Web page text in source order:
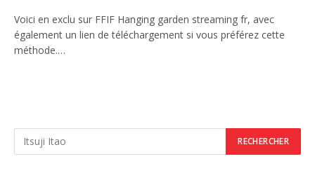
Voici en exclu sur FFIF Hanging garden streaming fr, avec
également un lien de téléchargement si vous préférez cette
méthode.…